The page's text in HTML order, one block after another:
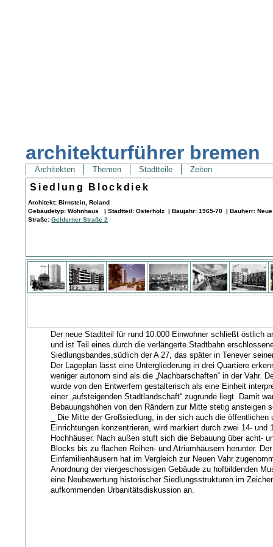
architekturführer bremen
Architekten Themen Stadtteile Zeiten
Siedlung Blockdiek
Architekt: Birnstein, Roland
Gebäudetyp: Wohnhaus | Stadtteil: Osterholz | Baujahr: 1965-70 | Bauherr:
Straße:Gelderner Straße 2
Der neue Stadtteil für rund 10.000 Einwohner schließt östlich
und ist Teil eines durch die verlängerte Stadtbahn
Siedlungsbandes,südlich der A 27, das später in Tenever
Der Lageplan lässt eine Untergliederung in drei Quartiere
weniger autonom sind als die „Nachbarschaften“ in der Vahr.
wurde von den Entwerfern gestalterisch als eine Einheit
einer „aufsteigenden Stadtlandschaft“ zugrunde liegt. Damit
Bebauungshöhen von den Rändern zur Mitte stetig ansteigen
_ Die Mitte der Großsiedlung, in der sich auch die öffentlichen
Einrichtungen konzentrieren, wird markiert durch zwei 14- und
Hochhäuser. Nach außen stuft sich die Bebauung über acht-
Blocks bis zu flachen Reihen- und Atriumhäusern herunter.
Einfamilienhäusern hat im Vergleich zur Neuen Vahr
Anordnung der viergeschossigen Gebäude zu hofbildenden
eine Neubewertung historischer Siedlungsstrukturen im
aufkommenden Urbanitätsdiskussion an.